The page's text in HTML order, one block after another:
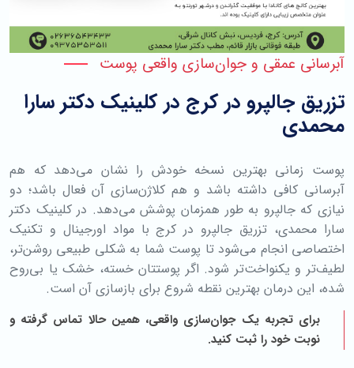
آبرسانی عمقی و جوان‌سازی واقعی پوست
تزریق جالپرو در کرج در کلینیک دکتر سارا
محمدی
پوست زمانی بهترین نسخه خودش را نشان می‌دهد که هم
آبرسانی کافی داشته باشد و هم کلاژن‌سازی آن فعال باشد؛ دو
نیازی که جالپرو به طور همزمان پوشش می‌دهد. در کلینیک دکتر
سارا محمدی، تزریق جالپرو در کرج با مواد اورجینال و تکنیک
اختصاصی انجام می‌شود تا پوست شما به شکلی طبیعی روشن‌تر،
لطیف‌تر و یکنواخت‌تر شود. اگر پوستتان خسته، خشک یا بی‌روح
شده، این درمان بهترین نقطه شروع برای بازسازی آن است.
برای تجربه یک جوان‌سازی واقعی، همین حالا تماس گرفته و
نوبت خود را ثبت کنید.